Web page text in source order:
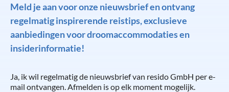
Meld je aan voor onze nieuwsbrief en ontvang
regelmatig inspirerende reistips, exclusieve
aanbiedingen voor droomaccommodaties en
insiderinformatie!
Ja, ik wil regelmatig de nieuwsbrief van resido GmbH per e-
mail ontvangen. Afmelden is op elk moment mogelijk.